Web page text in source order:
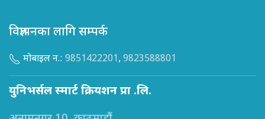
विज्ञापनका लागि सम्पर्क
मोबाइल न.: 9851422201, 9823588801
युनिभर्सल स्मार्ट क्रियशन प्रा .लि.